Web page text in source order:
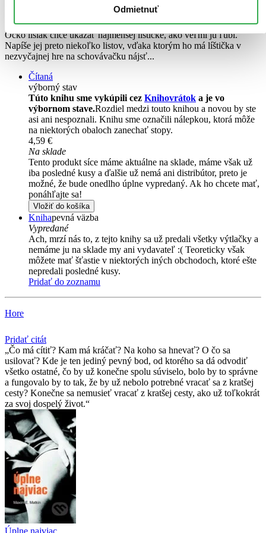
Odmietnuť
Ocko lišiak chce ukázať najmenšej líštičke, ako veľmi ju ľúbi.
Napíše jej preto niekoľko listov, vďaka ktorým ho má líštička v
nezvyčajnej hre na schovávačku nájsť...
Čítaná
výborný stav
Túto knihu sme vykúpili cez Knihovrátok a je vo
výbornom stave.Rozdiel medzi touto knihou a novou by ste
asi ani nespoznali. Knihu sme označili nálepkou, ktorá môže
na niektorých obaloch zanechať stopy.
4,59 €
Na sklade
Tento produkt síce máme aktuálne na sklade, máme však už
iba posledné kusy a ďalšie už nemá ani distribútor, preto je
možné, že bude onedlho úplne vypredaný. Ak ho chcete mať,
ponáhľajte sa!
Vložiť do košíka
Knihapevná väzba
Vypredané
Ach, mrzí nás to, z tejto knihy sa už predali všetky výtlačky a
nemáme ju na sklade my ani vydavateľ :( Teoreticky však
môžete mať šťastie v niektorých iných obchodoch, ktoré ešte
nepredali posledné kusy.
Pridať do zoznamu
Hore
Pridať citát
Čo má cítiť? Kam má kráčať? Na koho sa hnevať? O čo sa
usilovať? Kde je ten jediný pevný bod, od ktorého sa dá odvodiť
všetko ostatné, čo by už konečne spolu súviselo, bolo by to správne
a fungovalo by to tak, že by už nebolo potrebné vracať sa z kratšej
cesty? Konečne sa nemusieť vracať z kratšej cesty, ako už toľkokrát
za svoj dospelý život.